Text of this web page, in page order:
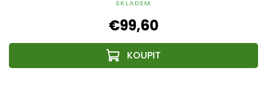
SKLADEM
€99,60